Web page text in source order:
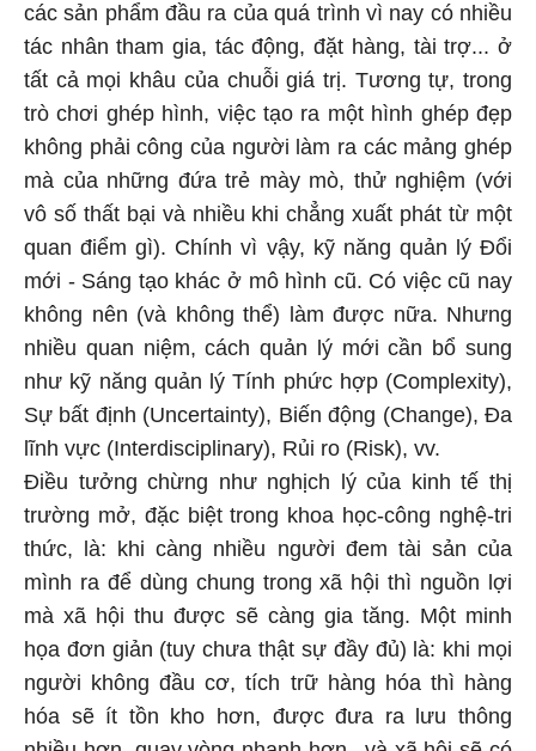
các sản phẩm đầu ra của quá trình vì nay có nhiều
tác nhân tham gia, tác động, đặt hàng, tài trợ... ở
tất cả mọi khâu của chuỗi giá trị. Tương tự, trong
trò chơi ghép hình, việc tạo ra một hình ghép đẹp
không phải công của người làm ra các mảng ghép
mà của những đứa trẻ mày mò, thử nghiệm (với
vô số thất bại và nhiều khi chẳng xuất phát từ một
quan điểm gì). Chính vì vậy, kỹ năng quản lý Đổi
mới - Sáng tạo khác ở mô hình cũ. Có việc cũ nay
không nên (và không thể) làm được nữa. Nhưng
nhiều quan niệm, cách quản lý mới cần bổ sung
như kỹ năng quản lý Tính phức hợp (Complexity),
Sự bất định (Uncertainty), Biến động (Change), Đa
lĩnh vực (Interdisciplinary), Rủi ro (Risk), vv.
Điều tưởng chừng như nghịch lý của kinh tế thị
trường mở, đặc biệt trong khoa học-công nghệ-tri
thức, là: khi càng nhiều người đem tài sản của
mình ra để dùng chung trong xã hội thì nguồn lợi
mà xã hội thu được sẽ càng gia tăng. Một minh
họa đơn giản (tuy chưa thật sự đầy đủ) là: khi mọi
người không đầu cơ, tích trữ hàng hóa thì hàng
hóa sẽ ít tồn kho hơn, được đưa ra lưu thông